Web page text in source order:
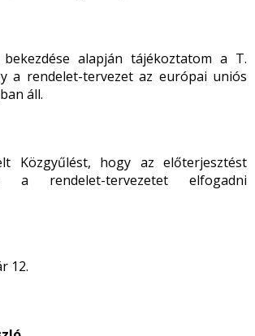
alapján tájékoztatom a T.
a rendelet-tervezet az európai uniós
áll.
Közgyűlést, hogy az előterjesztést
a rendelet-tervezetet elfogadni
12.